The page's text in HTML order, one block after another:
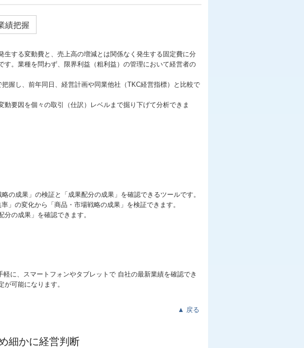
績把握
する変動費と、売上高の増減とは関係なく発生する固定費に分
。業種を問わず、限界利益（粗利益）の管理において経営者の
握し、前年同日、経営計画や同業他社（TKC経営指標）と比較で
要因を個々の取引（仕訳）レベルまで掘り下げて分析できま
の成果」の検証と「成果配分の成果」を確認できるツールです。
」の変化から「商品・市場戦略の成果」を検証できます。
の成果」を確認できます。
に、スマートフォンやタブレットで 自社の最新業績を確認でき
可能になります。
▲ 戻る
細かに経営判断